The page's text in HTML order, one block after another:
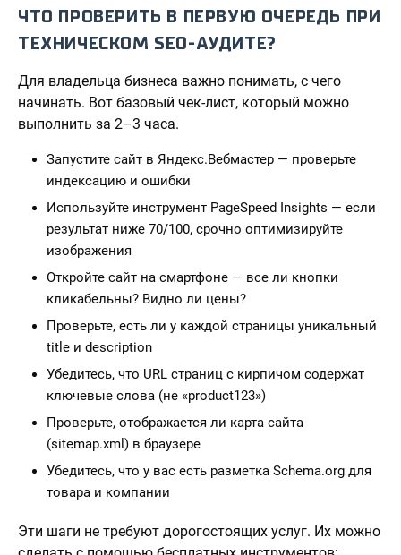
ЧТО ПРОВЕРИТЬ В ПЕРВУЮ ОЧЕРЕДЬ ПРИ
ТЕХНИЧЕСКОМ SEO-АУДИТЕ?
Для владельца бизнеса важно понимать, с чего
начинать. Вот базовый чек-лист, который можно
выполнить за 2–3 часа.
Запустите сайт в Яндекс.Вебмастер — проверьте
индексацию и ошибки
Используйте инструмент PageSpeed Insights — если
результат ниже 70/100, срочно оптимизируйте
изображения
Откройте сайт на смартфоне — все ли кнопки
кликабельны? Видно ли цены?
Проверьте, есть ли у каждой страницы уникальный
title и description
Убедитесь, что URL страниц с кирпичом содержат
ключевые слова (не «product123»)
Проверьте, отображается ли карта сайта
(sitemap.xml) в браузере
Убедитесь, что у вас есть разметка Schema.org для
товара и компании
Эти шаги не требуют дорогостоящих услуг. Их можно